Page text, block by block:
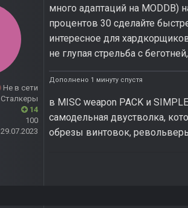
Не в сети
Сталкеры
14
100
29.07.2023
много адаптаций на MODDB)
процентов 30 сделайте
интересное для
не глупая стрельба с
Дополнено 1 минуту спустя
в MISC weapon PACK и
самодельная двустволка,
обрезы винтовок,